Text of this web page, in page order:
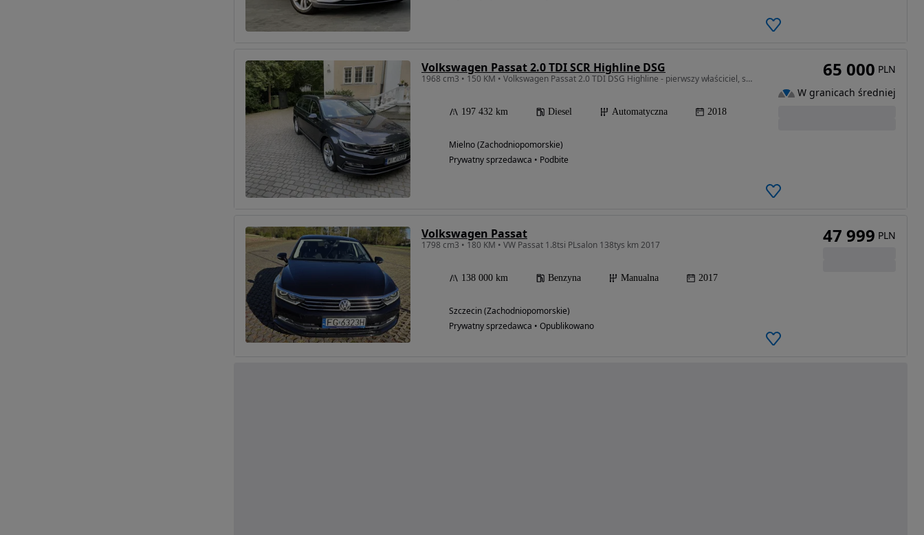
Volkswagen Passat 2.0 TDI SCR Highline DSG
1968 cm3 • 150 KM • Volkswagen Passat 2.0 TDI DSG Highline - pierwszy właściciel, salon PL
197 432 km Diesel Automatyczna 2018
Mielno (Zachodniopomorskie)
Prywatny sprzedawca • Podbite
65 000 PLN
W granicach średniej
Volkswagen Passat
1798 cm3 • 180 KM • VW Passat 1.8tsi PLsalon 138tys km 2017
138 000 km Benzyna Manualna 2017
Szczecin (Zachodniopomorskie)
Prywatny sprzedawca • Opublikowano
47 999 PLN